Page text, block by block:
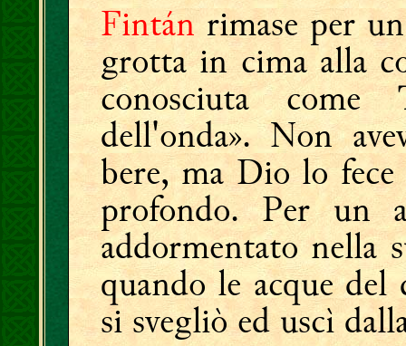
Fintánrimase per
grotta in cima alla
conosciuta
dell'onda». Non
bere, ma Dio lo
profondo. Per un
addormentato nella
quando le acque
si svegliò ed uscì